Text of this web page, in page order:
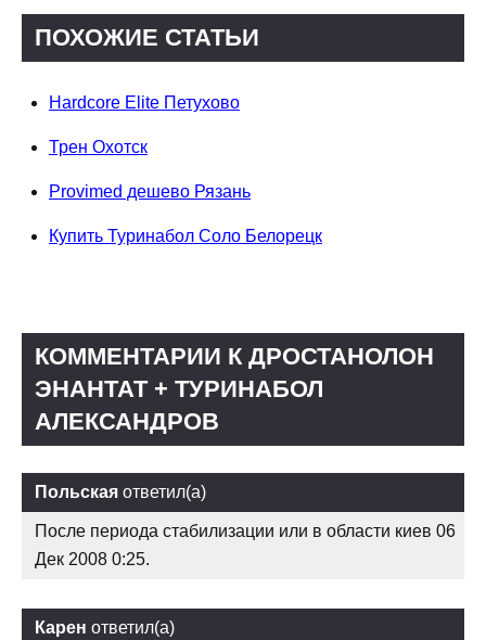
ПОХОЖИЕ СТАТЬИ
Hardcore Elite Петухово
Трен Охотск
Provimed дешево Рязань
Купить Туринабол Соло Белорецк
КОММЕНТАРИИ К ДРОСТАНОЛОН
ЭНАНТАТ + ТУРИНАБОЛ
АЛЕКСАНДРОВ
Польская ответил(а)
После периода стабилизации или в области киев 06
Дек 2008 0:25.
Карен ответил(а)